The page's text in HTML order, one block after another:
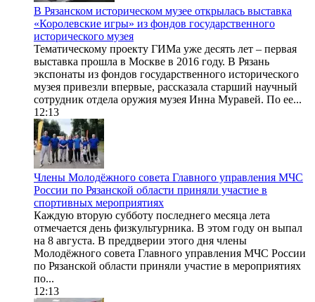
В Рязанском историческом музее открылась выставка
«Королевские игры» из фондов государственного
исторического музея
Тематическому проекту ГИМа уже десять лет – первая
выставка прошла в Москве в 2016 году. В Рязань
экспонаты из фондов государственного исторического
музея привезли впервые, рассказала старший научный
сотрудник отдела оружия музея Инна Муравей. По ее...
12:13
Члены Молодёжного совета Главного управления МЧС
России по Рязанской области приняли участие в
спортивных мероприятиях
Каждую вторую субботу последнего месяца лета
отмечается день физкультурника. В этом году он выпал
на 8 августа. В преддверии этого дня члены
Молодёжного совета Главного управления МЧС России
по Рязанской области приняли участие в мероприятиях
по...
12:13